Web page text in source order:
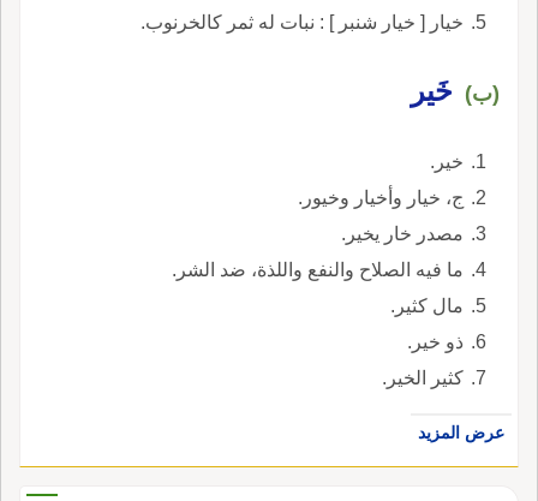
خيار [ خيار شنبر ] : نبات له ثمر كالخرنوب.
(ب) خَير
خير.
ج، خيار وأخيار وخيور.
مصدر خار يخير.
ما فيه الصلاح والنفع واللذة، ضد الشر.
مال كثير.
ذو خير.
كثير الخير.
عرض المزيد